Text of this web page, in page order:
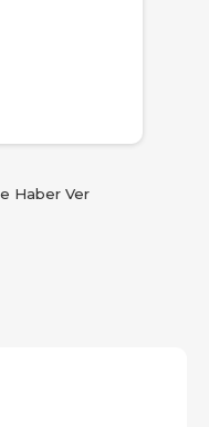
Haber Ver